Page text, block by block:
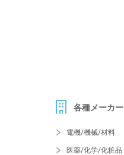
各種メーカー
電機/機械/材料
医薬/化学/化粧品